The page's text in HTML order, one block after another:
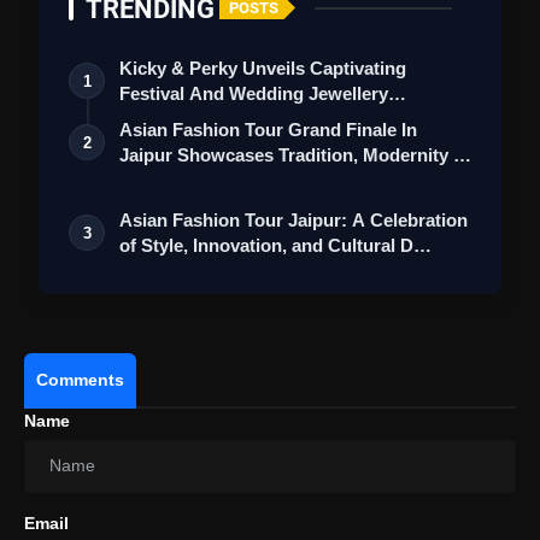
TRENDING POSTS
1
Kicky & Perky Unveils Captivating
Festival And Wedding Jewellery
Collection
2
Asian Fashion Tour Grand Finale In
Jaipur Showcases Tradition, Modernity &
3
Asian Fashion Tour Jaipur: A Celebration
of Style, Innovation, and Cultural D…
Comments
Name
Email